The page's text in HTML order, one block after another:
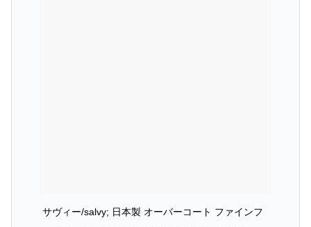
サヴィー/salvy; 日本製 オーバーコート ファインフ